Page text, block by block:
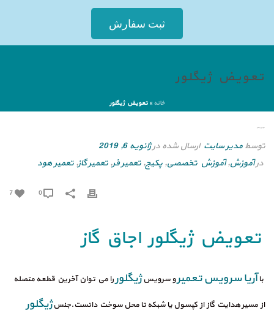
ثبت سفارش
تعویض ژیگلور
خانه » تعویض ژیگلور
تعویض ژیگلور
توسطمدیر سایت ارسال شده درژانویه 6, 2019
درآموزش,آموزش تخصصی,پکیج,تعمیر فر,تعمیر گاز,تعمیر هود
7
تعویض ژیگلور اجاق گاز
باآریا سرویستعمیرو سرویسژيگلوررا مي توان آخرين قطعه متصله
از مسير هدايت گاز از كپسول يا شبكه تا محل سوخت دانست.جنسژيگلور